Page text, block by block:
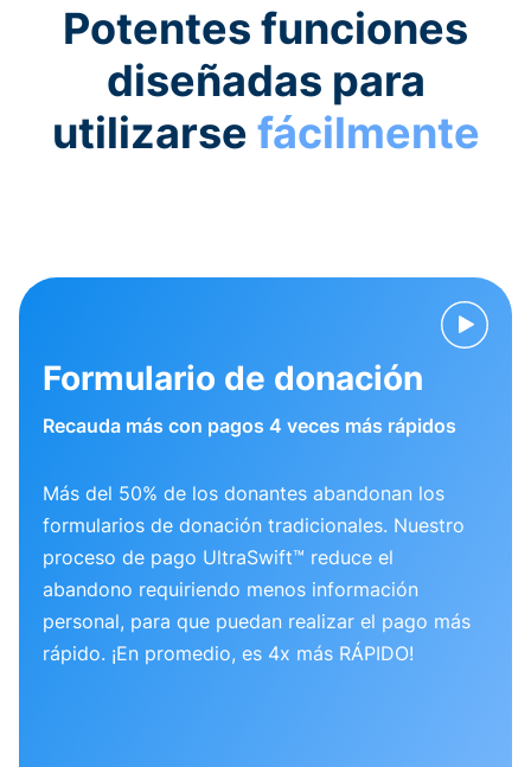
Potentes funciones
diseñadas para
utilizarse fácilmente
Formulario de donación
Recauda más con pagos 4 veces más rápidos
Más del 50% de los donantes abandonan los
formularios de donación tradicionales. Nuestro
proceso de pago UltraSwift™ reduce el
abandono requiriendo menos información
personal, para que puedan realizar el pago más
rápido. ¡En promedio, es 4x más RÁPIDO!